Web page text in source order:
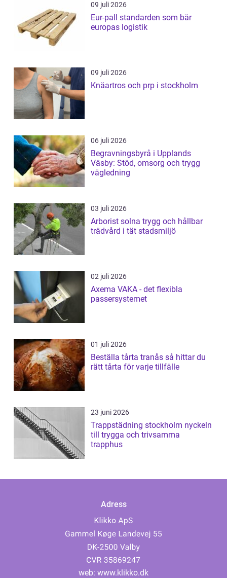
09 juli 2026
Eur-pall standarden som bär
europas logistik
09 juli 2026
Knäartros och prp i stockholm
06 juli 2026
Begravningsbyrå i Upplands
Väsby: Stöd, omsorg och trygg
vägledning
03 juli 2026
Arborist solna trygg och hållbar
trädvård i tät stadsmiljö
02 juli 2026
Axema VAKA - det flexibla
passersystemet
01 juli 2026
Beställa tårta tranås så hittar du
rätt tårta för varje tillfälle
23 juni 2026
Trappstädning stockholm nyckeln
till trygga och trivsamma
trapphus
Adress
web: www.klikko.dk